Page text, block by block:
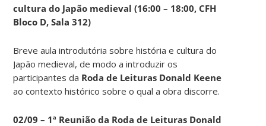
cultura do Japão medieval (16:00 – 18:00, CFH
Bloco D, Sala 312)
Breve aula introdutória sobre história e cultura do
Japão medieval, de modo a introduzir os
participantes da Roda de Leituras Donald Keene
ao contexto histórico sobre o qual a obra discorre.
02/09 – 1ª Reunião da Roda de Leituras Donald